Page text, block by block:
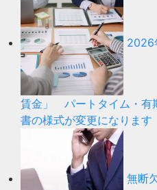
2026
賃金」 パートタイム・有
書の様式が変更になります
無断